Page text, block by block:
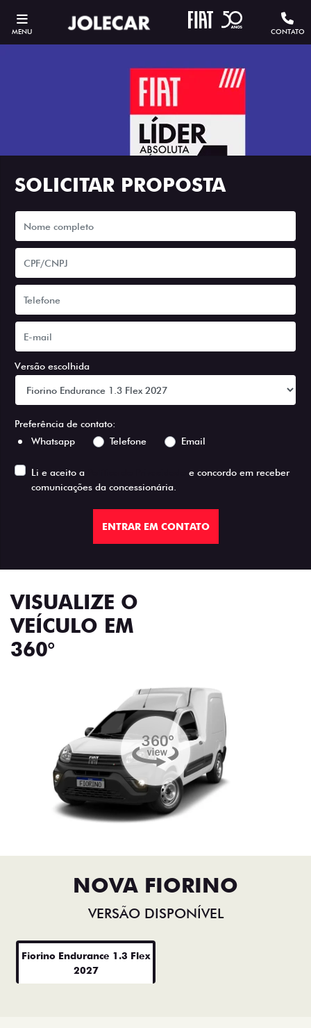
MENU CONTATO
SOLICITAR PROPOSTA
Versão escolhida
Preferência de contato:
Whatsapp
Telefone Email
Li e aceito a
e concordo em receber
comunicações da concessionária.
ENTRAR EM CONTATO
VISUALIZE O
VEÍCULO EM
360°
NOVA FIORINO
VERSÃO DISPONÍVEL
Fiorino Endurance 1.3 Flex
2027